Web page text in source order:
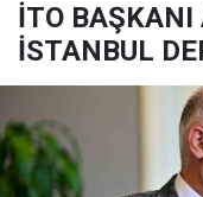
İTO BAŞKANI
İSTANBUL